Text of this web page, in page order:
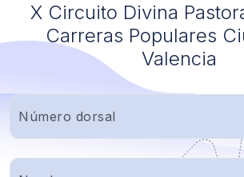
X Circuito Divina
Carreras Populares
Valencia